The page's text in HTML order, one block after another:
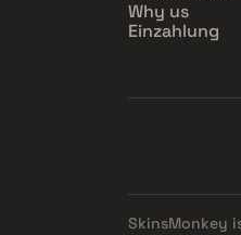
Why us
Einzahlung
SkinsMonkey